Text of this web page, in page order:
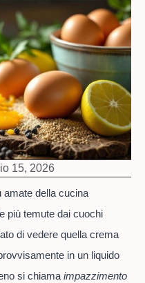
15, 2026
amate della cucina
più temute dai cuochi
di vedere quella crema
in un liquido
si chiama impazzimento